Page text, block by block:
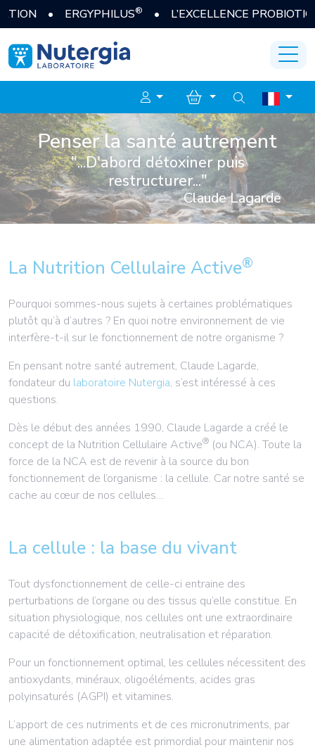
• ERGYPHILUS® • L’EXCELLENCE PROBIOTIQUE
Penser la santé autrement
"...D'abord détoxiner puis
restructurer..."
Claude Lagarde
La Nutrition Cellulaire Active®
Pourquoi sommes-nous sujets à certaines problématiques
plutôt qu’à d’autres ? En quoi notre environnement de vie
interfère-t-il sur le fonctionnement de notre organisme ?
En pensant notre santé autrement, Claude Lagarde,
fondateur du laboratoire Nutergia, s’est intéressé à ces
questions.
Dès le début des années 1990, Claude Lagarde a créé le
concept de la Nutrition Cellulaire Active® (ou NCA). Toute la
force de la NCA est de revenir à la source du bon
fonctionnement de l’organisme : la cellule. Car notre santé se
cache au cœur de nos cellules…
La cellule : la base du vivant
Tout dysfonctionnement de celle-ci entraine des
perturbations de l’organe ou des tissus qu’elle constitue. En
situation physiologique, nos cellules ont une extraordinaire
capacité de détoxification, neutralisation et réparation.
Pour un fonctionnement optimal, les cellules nécessitent des
antioxydants, minéraux, oligoéléments, acides gras
polyinsaturés (AGPI) et vitamines.
L’apport de ces nutriments et de ces micronutriments, par
une alimentation adaptée est primordial pour maintenir nos